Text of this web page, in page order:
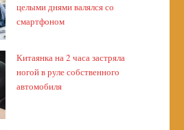
целыми днями валялся со
смартфоном
Китаянка на 2 часа застряла
ногой в руле собственного
автомобиля